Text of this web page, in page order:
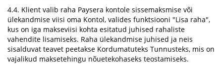
4.4. Klient valib raha Paysera kontole sissemaksmise või
ülekandmise viisi oma Kontol, valides funktsiooni "Lisa raha",
kus on iga makseviisi kohta esitatud juhised rahaliste
vahendite lisamiseks. Raha ülekandmise juhised ja neis
sisalduvat teavet peetakse Kordumatuteks Tunnusteks, mis on
vajalikud maksetehingu nõuetekohaseks teostamiseks.